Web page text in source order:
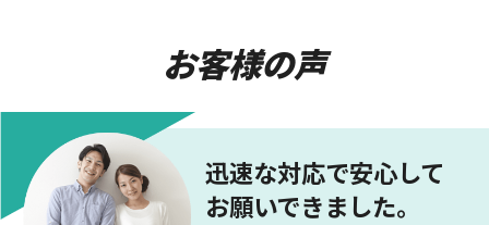
お客様の声
迅速な対応で安心して
お願いできました。